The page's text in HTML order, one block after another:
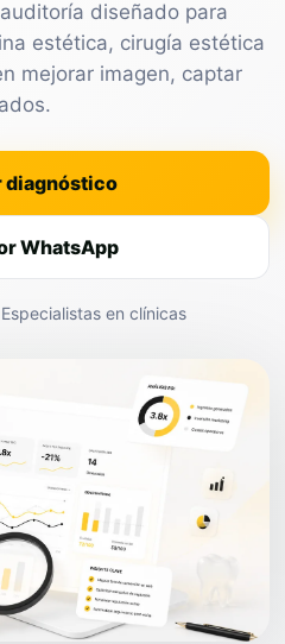
diseñado para
estética, cirugía estética
mejorar imagen, captar
diagnóstico
WhatsApp
en clínicas